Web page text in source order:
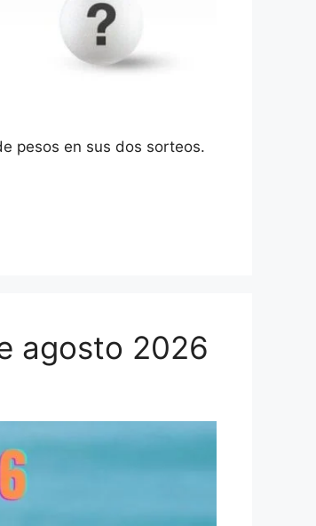
pesos en sus dos sorteos.
agosto 2026